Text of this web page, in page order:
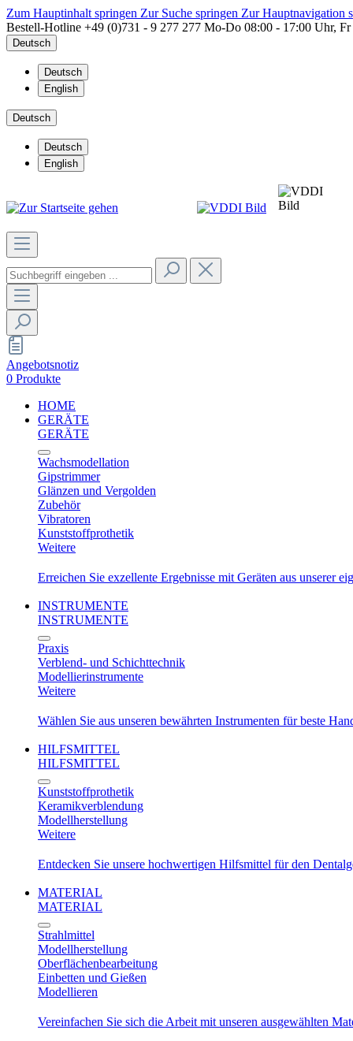
Zum Hauptinhalt springen Zur Suche springen Zur Hauptnavigation
Bestell-Hotline +49 (0)731 - 9 277 277 Mo-Do 08:00 - 17:00 Uhr,
Deutsch
Deutsch
English
Deutsch
Deutsch
English
Angebotsnotiz
0 Produkte
HOME
GERÄTE
GERÄTE
Wachsmodellation
Gipstrimmer
Glänzen und Vergolden
Zubehör
Vibratoren
Kunststoffprothetik
Weitere
Erreichen Sie exzellente Ergebnisse mit Geräten aus unserer
INSTRUMENTE
INSTRUMENTE
Praxis
Verblend- und Schichttechnik
Modellierinstrumente
Weitere
Wählen Sie aus unseren bewährten Instrumenten für beste
HILFSMITTEL
HILFSMITTEL
Kunststoffprothetik
Keramikverblendung
Modellherstellung
Weitere
Entdecken Sie unsere hochwertigen Hilfsmittel für den
MATERIAL
MATERIAL
Strahlmittel
Modellherstellung
Oberflächenbearbeitung
Einbetten und Gießen
Modellieren
Vereinfachen Sie sich die Arbeit mit unseren ausgewählten